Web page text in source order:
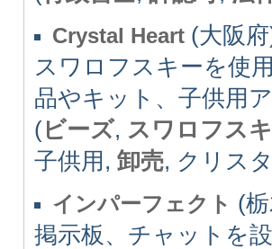
Crystal Heart (大阪
スワロフスキーを使
品やキット、子供用
(ビーズ, スワロフス
子供用, 卸売, クリス
インパーフェクト (
掲示板、チャットを